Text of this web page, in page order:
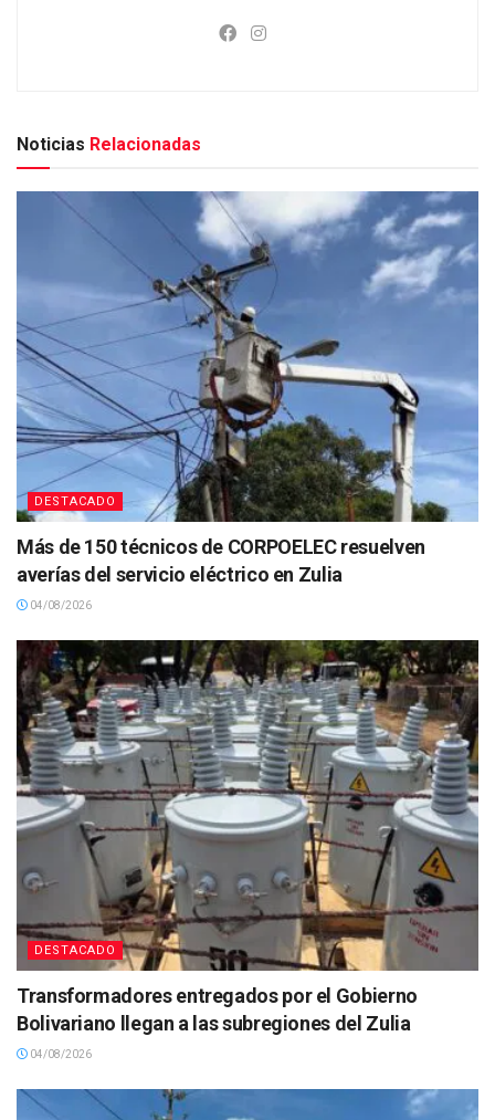
Noticias Relacionadas
DESTACADO
Más de 150 técnicos de CORPOELEC resuelven
averías del servicio eléctrico en Zulia
04/08/2026
DESTACADO
Transformadores entregados por el Gobierno
Bolivariano llegan a las subregiones del Zulia
04/08/2026